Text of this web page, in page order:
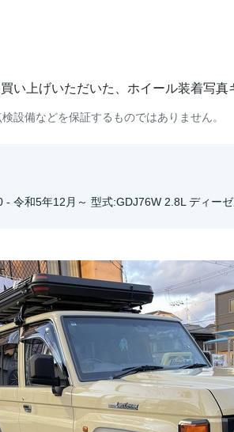
い上げいただいた、ホイール装着写真
設備などを保証するものではありません。
- 令和5年12月～ 型式:GDJ76W 2.8L ディー